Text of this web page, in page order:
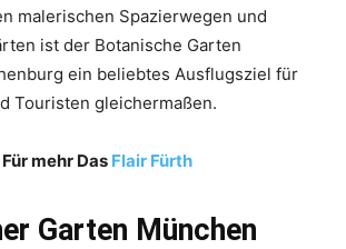
malerischen Spazierwegen und
ist der Botanische Garten
ein beliebtes Ausflugsziel für
Touristen gleichermaßen.
Für mehr Das Flair Fürth
Garten München